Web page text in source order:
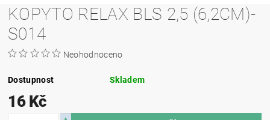
KOPYTO RELAX BLS 2,5 (6,2CM)-
S014
Neohodnoceno
Dostupnost Skladem
16 Kč